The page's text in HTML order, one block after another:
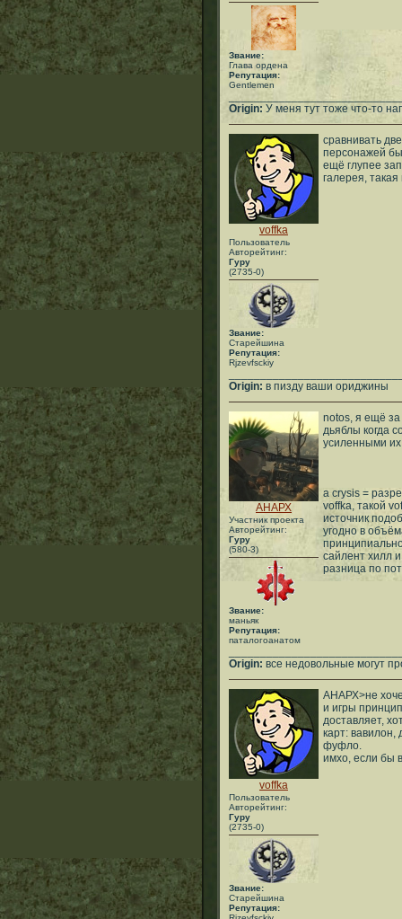
Звание:
Глава ордена
Репутация:
Gentlemen
Origin: У меня тут тоже что-то
voffka
Пользователь
Авторейтинг:
Гуру
(2735-0)
Звание:
Старейшина
Репутация:
Rjzevfsckiy
сравнивать
персонажей
ещё глупее
галерея, такая
Origin: в пизду ваши ориджины
АНАРХ
Участник проекта
Авторейтинг:
Гуру
(580-3)
Звание:
маньяк
Репутация:
паталогоанатом
notos, я ещё за
дьяблы когда
усиленными их
а crysis =
voffka, такой
источник
угодно в
сайлент хилл
разница по
Origin: все недовольные могут
voffka
Пользователь
Авторейтинг:
Гуру
(2735-0)
Звание:
Старейшина
Репутация:
АНАРХ>не
и игры
доставляет,
карт: вавилон,
фуфло.
имхо, если бы